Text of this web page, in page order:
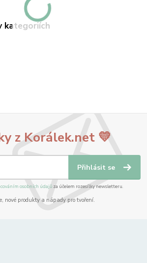
kategoriích
z Korálek.net 💛
Přihlásit se
osobních údajůza účelem rozesílky newsletteru.
nové produkty a nápady pro tvoření.